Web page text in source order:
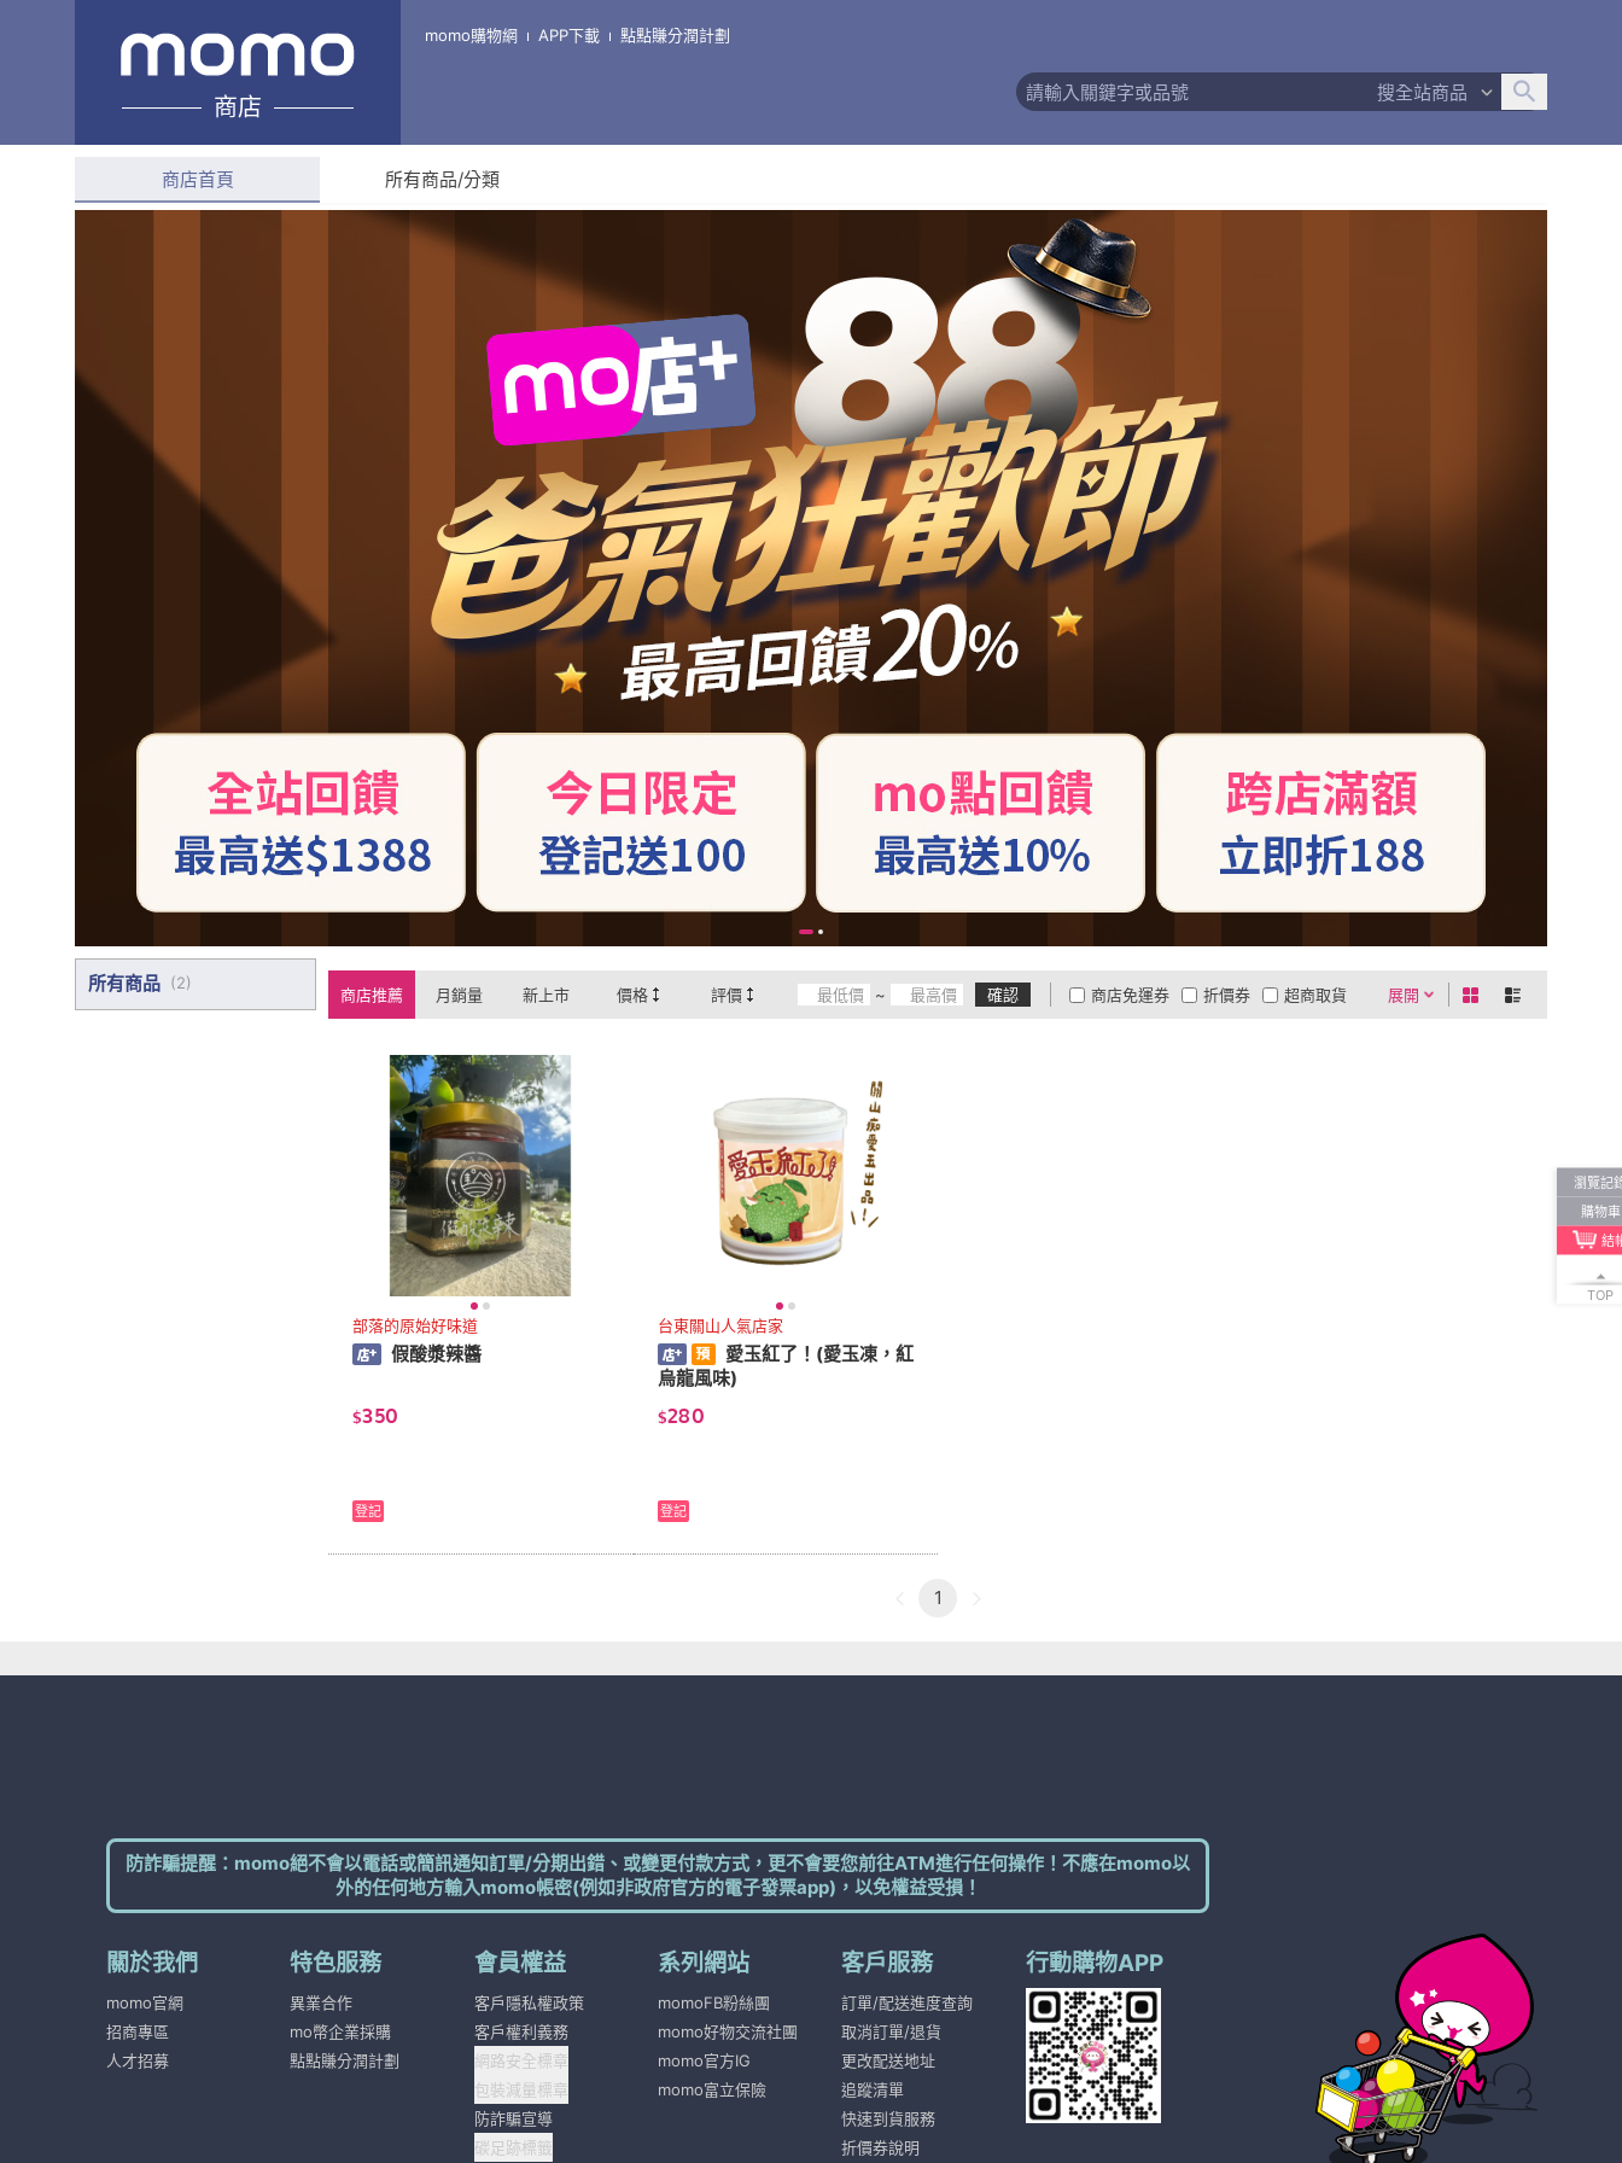
商店
momo購物網 APP下載 點點賺分潤計劃
搜全站商品
來趣台東 Life Chill TaiTung
綜合評分 -- 商店簡介 退換貨須知
商店首頁 所有商品/分類
所有商品 (2)
商店推薦 月銷量 新上市 價格 評價 ~ 確認 展開
折價券
有影片
商品有量
超商取貨
商店免運券
0利率
部落的原始好味道
假酸漿辣醬
$350
登記
台東關山人氣店家
愛玉紅了！(愛玉凍，紅
烏龍風味)
$280
登記
1
防詐騙提醒：momo絕不會以電話或簡訊通知訂單/分期出錯、或變更付款方式，更不會要您前往ATM進行任何操作！不應在momo以
外的任何地方輸入momo帳密(例如非政府官方的電子發票app)，以免權益受損！
關於我們
momo官網
招商專區
人才招募
特色服務
異業合作
mo幣企業採購
點點賺分潤計劃
會員權益
客戶隱私權政策
客戶權利義務
網路安全標章
包裝減量標章
防詐騙宣導
碳足跡標籤
系列網站
momoFB粉絲團
momo好物交流社團
momo官方IG
momo富立保險
客戶服務
訂單/配送進度查詢
取消訂單/退貨
更改配送地址
追蹤清單
快速到貨服務
折價券說明
行動購物APP
瀏覽記
購物車
結
TOP